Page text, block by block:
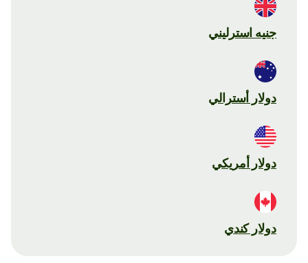
جنيه استرليني
دولار أسترالي
دولار أمريكي
دولار كندي